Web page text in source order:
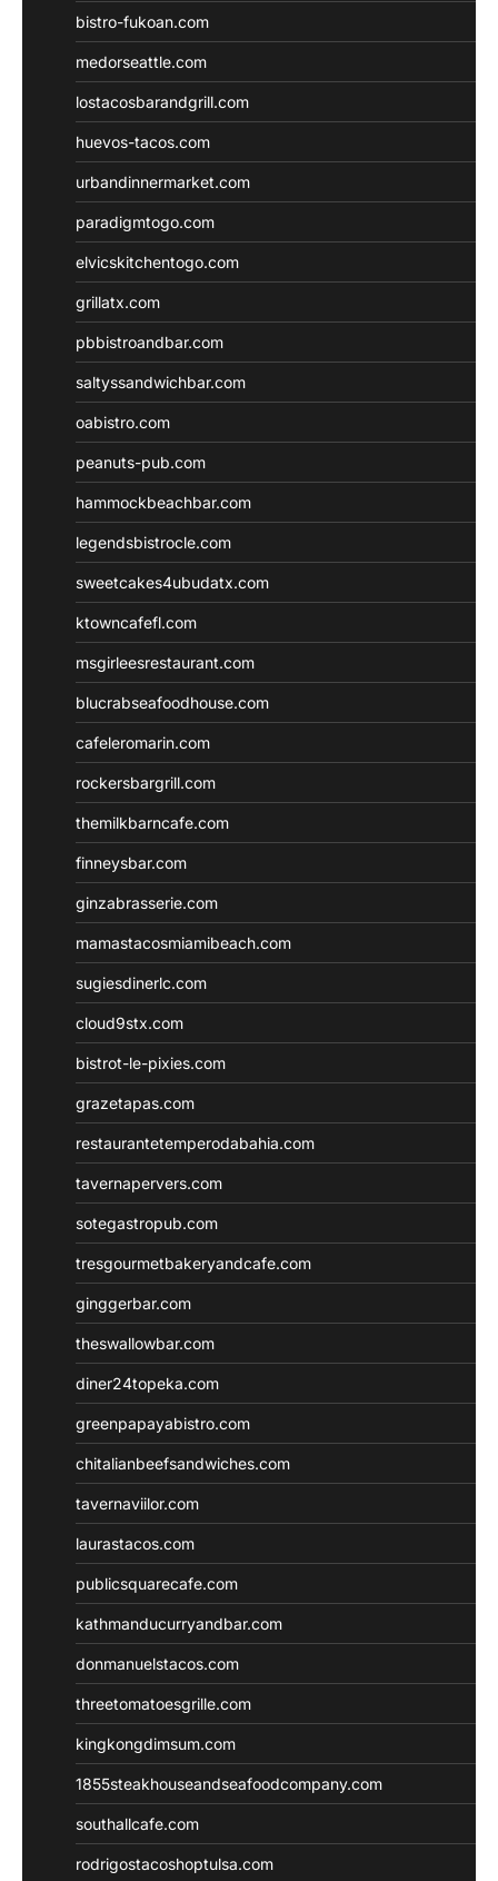
bistro-fukoan.com
medorseattle.com
lostacosbarandgrill.com
huevos-tacos.com
urbandinnermarket.com
paradigmtogo.com
elvicskitchentogo.com
grillatx.com
pbbistroandbar.com
saltyssandwichbar.com
oabistro.com
peanuts-pub.com
hammockbeachbar.com
legendsbistrocle.com
sweetcakes4ubudatx.com
ktowncafefl.com
msgirleesrestaurant.com
blucrabseafoodhouse.com
cafeleromarin.com
rockersbargrill.com
themilkbarncafe.com
finneysbar.com
ginzabrasserie.com
mamastacosmiamibeach.com
sugiesdinerlc.com
cloud9stx.com
bistrot-le-pixies.com
grazetapas.com
restaurantetemperodabahia.com
tavernapervers.com
sotegastropub.com
tresgourmetbakeryandcafe.com
ginggerbar.com
theswallowbar.com
diner24topeka.com
greenpapayabistro.com
chitalianbeefsandwiches.com
tavernaviilor.com
laurastacos.com
publicsquarecafe.com
kathmanducurryandbar.com
donmanuelstacos.com
threetomatoesgrille.com
kingkongdimsum.com
1855steakhouseandseafoodcompany.com
southallcafe.com
rodrigostacoshoptulsa.com